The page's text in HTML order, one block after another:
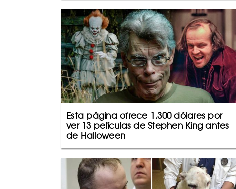
Esta página ofrece 1,300 dólares por
ver 13 películas de Stephen King antes
de Halloween